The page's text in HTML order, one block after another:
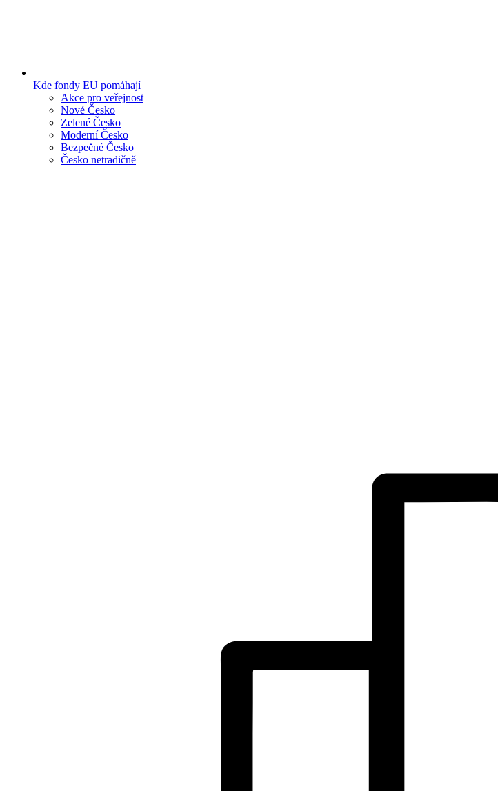
Kde fondy EU pomáhají
Akce pro veřejnost
Nové Česko
Zelené Česko
Moderní Česko
Bezpečné Česko
Česko netradičně